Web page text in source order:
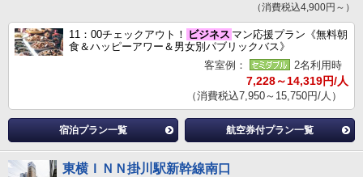
（消費税込4,900円～）
11：00チェックアウト！ ビジネス マン応援プラン《無料朝
食＆ハッピーアワー＆男女別パブリックバス》
客室例：
2名利用時
7,228～14,319円/人
（消費税込7,950～15,750円/人）
宿泊プラン一覧 航空券付プラン一覧
東横ＩＮＮ掛川駅新幹線南口